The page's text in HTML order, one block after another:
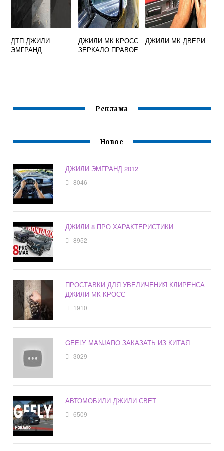
ДТП ДЖИЛИ
ЭМГРАНД
ДЖИЛИ МК КРОСС
ЗЕРКАЛО ПРАВОЕ
ДЖИЛИ МК ДВЕРИ
Реклама
Новое
ДЖИЛИ ЭМГРАНД 2012
8046
ДЖИЛИ 8 ПРО ХАРАКТЕРИСТИКИ
8952
ПРОСТАВКИ ДЛЯ УВЕЛИЧЕНИЯ КЛИРЕНСА
ДЖИЛИ МК КРОСС
1910
GEELY MANJARO ЗАКАЗАТЬ ИЗ КИТАЯ
3029
АВТОМОБИЛИ ДЖИЛИ СВЕТ
6509